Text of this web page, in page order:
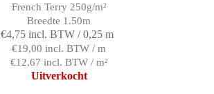
French Terry 250g/m²
Breedte 1.50m
€4,75 incl. BTW / 0,25 m
€19,00 incl. BTW / m
€12,67 incl. BTW / m²
Uitverkocht